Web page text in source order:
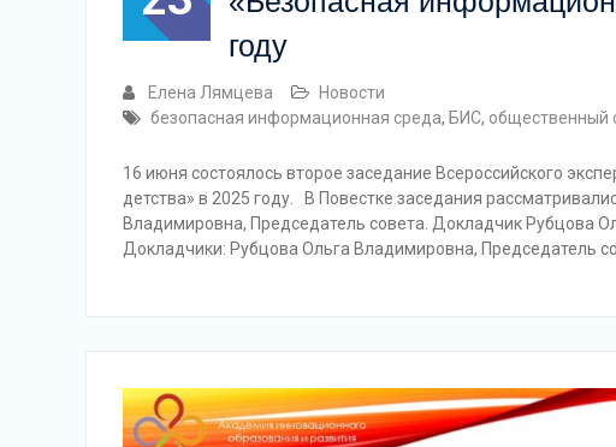
году
Елена Лямцева
Новости
безопасная информационная среда, БИС, общественный
16 июня состоялось второе заседание Всероссийского
детства» в 2025 году. В Повестке заседания
Владимировна, Председатель совета. Докладчик Рубцова
Докладчики: Рубцова Ольга Владимировна, Председатель